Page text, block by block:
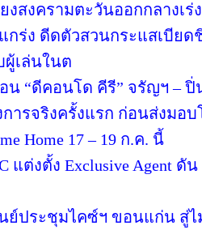
งสงครามตะวันออกกลางเ
กร่ง ดีดตัวสวนกระแสเบีย
เล่นในต
น “ดีคอนโด คีรี” จรัญฯ – ปิ่
ารจริงครั้งแรก ก่อนส่งม
Home 17 – 19 ก.ค. นี้
แต่งตั้ง Exclusive Agent ดั
ย์ประชุมไคซ์ฯ ขอนแก่น สู่